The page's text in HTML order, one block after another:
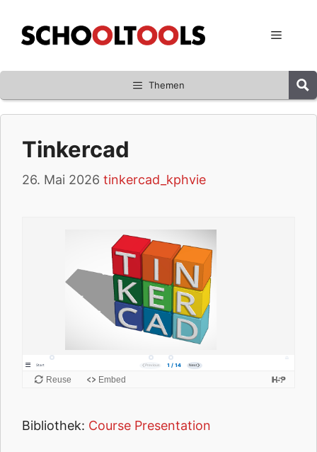
Inhalt
springen
Menü
Themen
Tinkercad
26. Mai 2026 tinkercad_kphvie
Bibliothek: Course Presentation